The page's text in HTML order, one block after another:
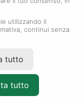
utilizzando il
continui senza
tutto
tutto